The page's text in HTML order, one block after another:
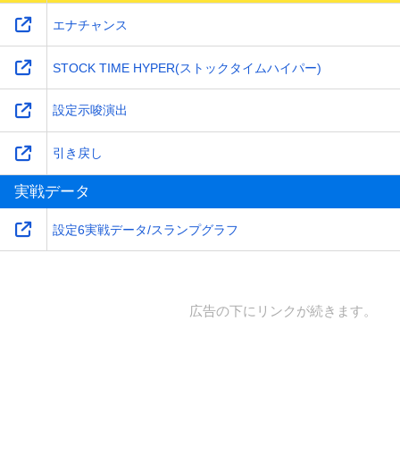
エナチャンス
STOCK TIME HYPER(ストックタイムハイパー)
設定示唆演出
引き戻し
実戦データ
設定6実戦データ/スランプグラフ
広告の下にリンクが続きます。